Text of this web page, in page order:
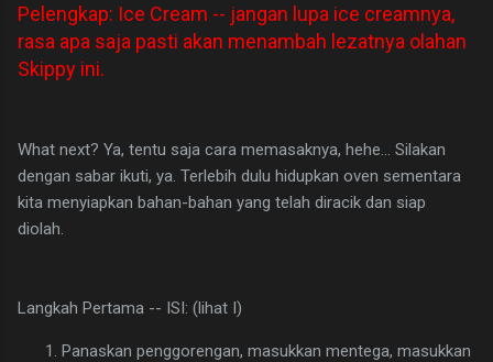
Pelengkap: Ice Cream -- jangan lupa ice creamnya,
rasa apa saja pasti akan menambah lezatnya olahan
Skippy ini.
What next? Ya, tentu saja cara memasaknya, hehe... Silakan
dengan sabar ikuti, ya. Terlebih dulu hidupkan oven sementara
kita menyiapkan bahan-bahan yang telah diracik dan siap
diolah.
Langkah Pertama -- ISI: (lihat I)
Panaskan penggorengan, masukkan mentega, masukkan